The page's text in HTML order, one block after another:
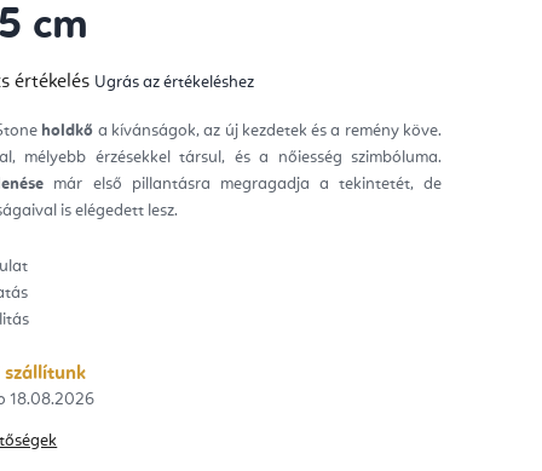
cm
értékelés Ugrás az értékeléshez
holdkő a kívánságok, az új kezdetek és a remény köve.
mélyebb érzésekkel társul, és a nőiesség szimbóluma.
már első pillantásra megragadja a tekintetét, de
is elégedett lesz.
szállítunk
18.08.2026